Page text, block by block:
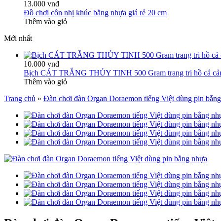
13.000 vnđ
Đồ chơi côn nhị khúc bằng nhựa giá rẻ 20 cm
Thêm vào giỏ
Mới nhất
10.000 vnđ
Bịch CÁT TRẮNG THỦY TINH 500 Gram trang tri hồ cá
Thêm vào giỏ
Trang chủ » Đàn chơi đàn Organ Doraemon tiếng Việt dùng pin